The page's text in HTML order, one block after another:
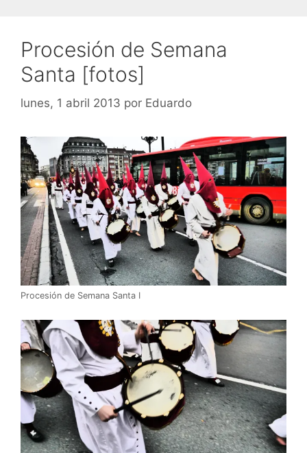
Procesión de Semana
Santa [fotos]
lunes, 1 abril 2013 por Eduardo
Procesión de Semana Santa I